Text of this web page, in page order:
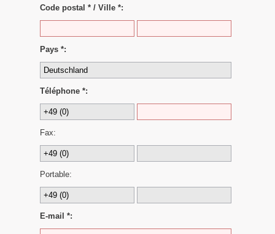
Code postal * / Ville *:
Pays *:
Téléphone *:
Fax:
Portable:
E-mail *: